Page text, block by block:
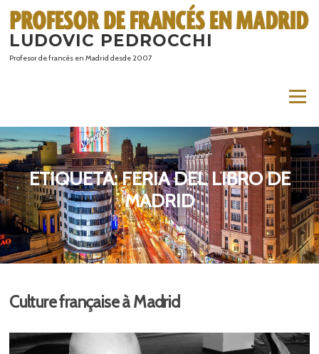
contenido
LUDOVIC PEDROCCHI
Profesor de francés en Madrid desde 2007
Menú
ETIQUETA:FERIA DEL LIBRO DE
MADRID
Culture française à Madrid